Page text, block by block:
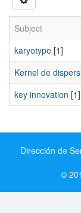
Subject
karyotype [1]
Kernel de
key innovation [1]
Dirección de
©